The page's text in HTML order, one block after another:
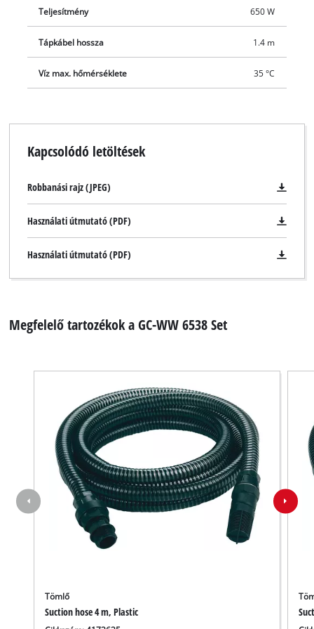
Teljesítmény 650 W
Tápkábel hossza 1.4 m
Víz max. hőmérséklete 35 °C
Kapcsolódó letöltések
Robbanási rajz (JPEG)
Használati útmutató (PDF)
Használati útmutató (PDF)
Megfelelő tartozékok a GC-WW 6538 Set
Tömlő
Suction hose 4 m, Plastic